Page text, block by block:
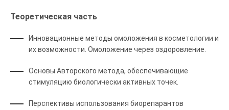
Теоретическая часть
Инновационные методы омоложения в косметологии и
их возможности. Омоложение через оздоровление.
Основы Авторского метода, обеспечивающие
стимуляцию биологически активных точек.
Перспективы использования биорепарантов